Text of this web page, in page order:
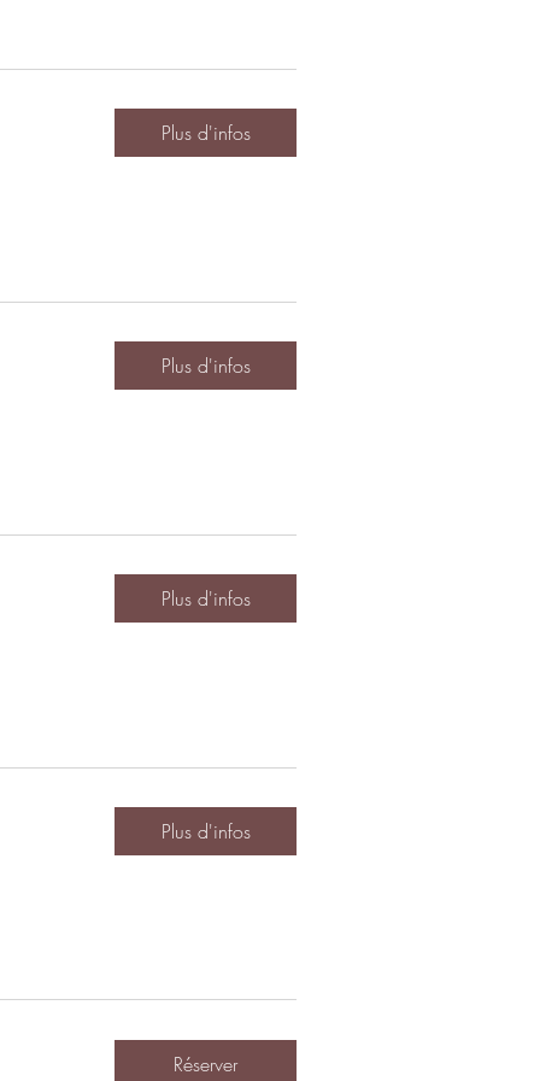
Plus d'infos
Plus d'infos
Plus d'infos
Plus d'infos
Réserver